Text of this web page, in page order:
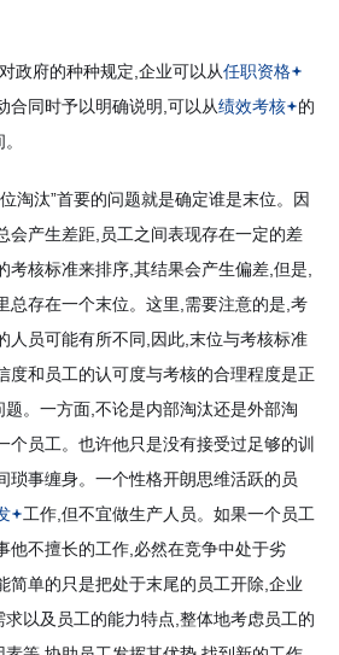
政府的种种规定,企业可以从任职资格
合同时予以明确说明,可以从绩效考核
的
淘汰”首要的问题就是确定谁是末位。因
会产生差距,员工之间表现存在一定的差
考核标准来排序,其结果会产生偏差,但是,
总存在一个末位。这里,需要注意的是,考
人员可能有所不同,因此,末位与考核标准
度和员工的认可度与考核的合理程度是正
。一方面,不论是内部淘汰还是外部淘
个员工。也许他只是没有接受过足够的训
琐事缠身。一个性格开朗思维活跃的员
工作,但不宜做生产人员。如果一个员工
他不擅长的工作,必然在竞争中处于劣
简单的只是把处于末尾的员工开除,企业
以及员工的能力特点,整体地考虑员工的